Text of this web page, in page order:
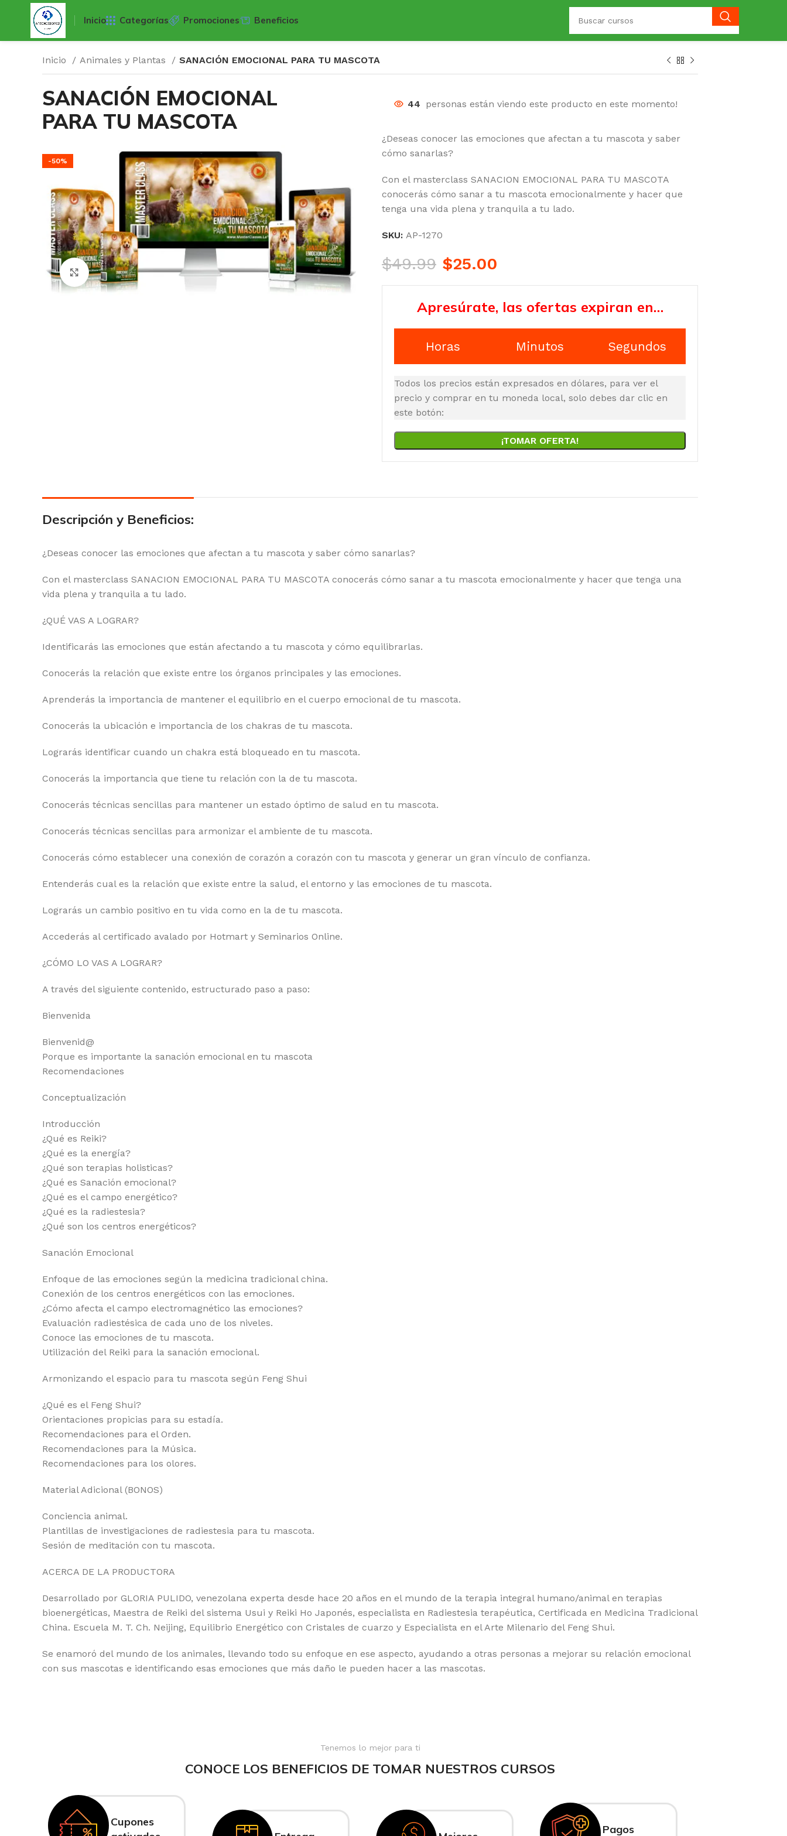
Inicio Categorías Promociones Beneficios
Inicio Animales y Plantas SANACIÓN EMOCIONAL PARA TU MASCOTA
SANACIÓN EMOCIONAL
PARA TU MASCOTA
-50%
Click para agrandar
44 personas están viendo este producto en este momento!
¿Deseas conocer las emociones que afectan a tu mascota y saber
cómo sanarlas?
Con el masterclass SANACION EMOCIONAL PARA TU MASCOTA
conocerás cómo sanar a tu mascota emocionalmente y hacer que
tenga una vida plena y tranquila a tu lado.
SKU: AP-1270
$49.99 $25.00
Apresúrate, las ofertas expiran en…
Horas Minutos Segundos
Todos los precios están expresados en dólares, para ver el
precio y comprar en tu moneda local, solo debes dar clic en
este botón:
¡TOMAR OFERTA!
Descripción y Beneficios:
¿Deseas conocer las emociones que afectan a tu mascota y saber cómo sanarlas?
Con el masterclass SANACION EMOCIONAL PARA TU MASCOTA conocerás cómo sanar a tu mascota emocionalmente y hacer que tenga una
vida plena y tranquila a tu lado.
¿QUÉ VAS A LOGRAR?
Identificarás las emociones que están afectando a tu mascota y cómo equilibrarlas.
Conocerás la relación que existe entre los órganos principales y las emociones.
Aprenderás la importancia de mantener el equilibrio en el cuerpo emocional de tu mascota.
Conocerás la ubicación e importancia de los chakras de tu mascota.
Lograrás identificar cuando un chakra está bloqueado en tu mascota.
Conocerás la importancia que tiene tu relación con la de tu mascota.
Conocerás técnicas sencillas para mantener un estado óptimo de salud en tu mascota.
Conocerás técnicas sencillas para armonizar el ambiente de tu mascota.
Conocerás cómo establecer una conexión de corazón a corazón con tu mascota y generar un gran vínculo de confianza.
Entenderás cual es la relación que existe entre la salud, el entorno y las emociones de tu mascota.
Lograrás un cambio positivo en tu vida como en la de tu mascota.
Accederás al certificado avalado por Hotmart y Seminarios Online.
¿CÓMO LO VAS A LOGRAR?
A través del siguiente contenido, estructurado paso a paso:
Bienvenida
Bienvenid@
Porque es importante la sanación emocional en tu mascota
Recomendaciones
Conceptualización
Introducción
¿Qué es Reiki?
¿Qué es la energía?
¿Qué son terapias holisticas?
¿Qué es Sanación emocional?
¿Qué es el campo energético?
¿Qué es la radiestesia?
¿Qué son los centros energéticos?
Sanación Emocional
Enfoque de las emociones según la medicina tradicional china.
Conexión de los centros energéticos con las emociones.
¿Cómo afecta el campo electromagnético las emociones?
Evaluación radiestésica de cada uno de los niveles.
Conoce las emociones de tu mascota.
Utilización del Reiki para la sanación emocional.
Armonizando el espacio para tu mascota según Feng Shui
¿Qué es el Feng Shui?
Orientaciones propicias para su estadía.
Recomendaciones para el Orden.
Recomendaciones para la Música.
Recomendaciones para los olores.
Material Adicional (BONOS)
Conciencia animal.
Plantillas de investigaciones de radiestesia para tu mascota.
Sesión de meditación con tu mascota.
ACERCA DE LA PRODUCTORA
Desarrollado por GLORIA PULIDO, venezolana experta desde hace 20 años en el mundo de la terapia integral humano/animal en terapias
bioenergéticas, Maestra de Reiki del sistema Usui y Reiki Ho Japonés, especialista en Radiestesia terapéutica, Certificada en Medicina Tradicional
China. Escuela M. T. Ch. Neijing, Equilibrio Energético con Cristales de cuarzo y Especialista en el Arte Milenario del Feng Shui.
Se enamoró del mundo de los animales, llevando todo su enfoque en ese aspecto, ayudando a otras personas a mejorar su relación emocional
con sus mascotas e identificando esas emociones que más daño le pueden hacer a las mascotas.
Tenemos lo mejor para ti
CONOCE LOS BENEFICIOS DE TOMAR NUESTROS CURSOS
Cupones
Pagos